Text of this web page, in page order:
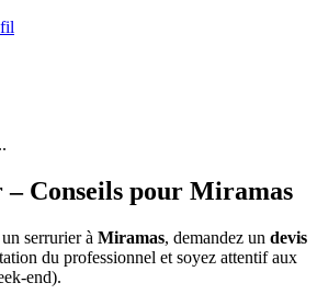
Conseils pour Miramas
serrurier à Miramas, demandez un devis
du professionnel et soyez attentif aux